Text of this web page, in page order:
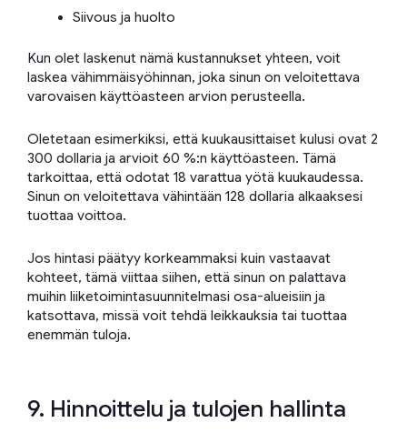
Siivous ja huolto
Kun olet laskenut nämä kustannukset yhteen, voit
laskea vähimmäisyöhinnan, joka sinun on veloitettava
varovaisen käyttöasteen arvion perusteella.
Oletetaan esimerkiksi, että kuukausittaiset kulusi ovat 2
300 dollaria ja arvioit 60 %:n käyttöasteen. Tämä
tarkoittaa, että odotat 18 varattua yötä kuukaudessa.
Sinun on veloitettava vähintään 128 dollaria alkaaksesi
tuottaa voittoa.
Jos hintasi päätyy korkeammaksi kuin vastaavat
kohteet, tämä viittaa siihen, että sinun on palattava
muihin liiketoimintasuunnitelmasi osa-alueisiin ja
katsottava, missä voit tehdä leikkauksia tai tuottaa
enemmän tuloja.
9. Hinnoittelu ja tulojen hallinta